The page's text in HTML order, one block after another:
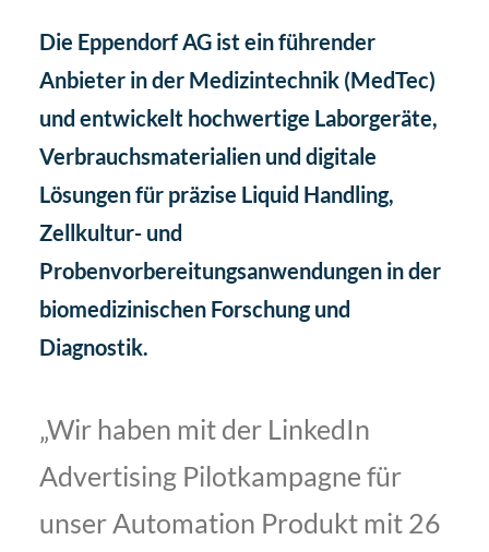
Die Eppendorf AG ist ein führender
Anbieter in der Medizintechnik (MedTec)
und entwickelt hochwertige Laborgeräte,
Verbrauchsmaterialien und digitale
Lösungen für präzise Liquid Handling,
Zellkultur- und
Probenvorbereitungsanwendungen in der
biomedizinischen Forschung und
Diagnostik.
„Wir haben mit der LinkedIn
Advertising Pilotkampagne für
unser Automation Produkt mit 26